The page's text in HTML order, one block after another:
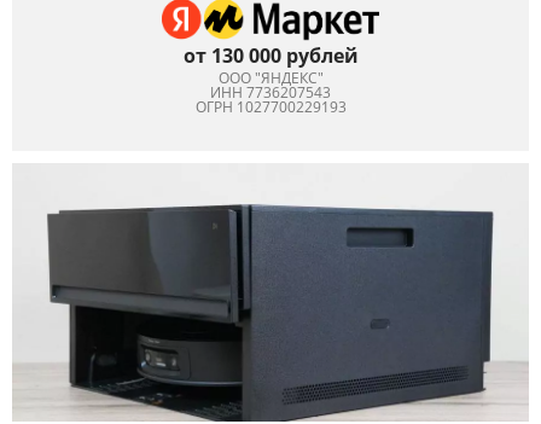
от 130 000 рублей
ООО "ЯНДЕКС"
ИНН 7736207543
ОГРН 1027700229193